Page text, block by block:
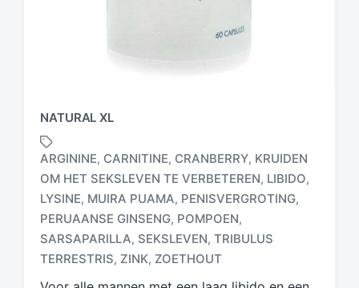
NATURAL XL
e
t
a
ARGININE, CARNITINE, CRANBERRY, KRUIDEN
OM HET SEKSLEVEN TE VERBETEREN, LIBIDO,
LYSINE, MUIRA PUAMA, PENISVERGROTING,
PERUAANSE GINSENG, POMPOEN,
SARSAPARILLA, SEKSLEVEN, TRIBULUS
TERRESTRIS, ZINK, ZOETHOUT